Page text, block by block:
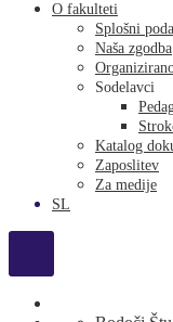
O fakulteti
Splošni
Naša zgodba
Sodelavci
Katalog
Zaposlitev
Za medije
SL